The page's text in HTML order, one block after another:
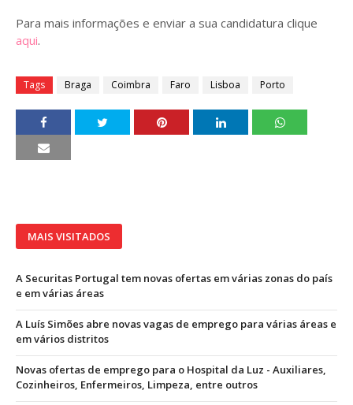
Para mais informações e enviar a sua candidatura clique
aqui.
Tags Braga Coimbra Faro Lisboa Porto
MAIS VISITADOS
A Securitas Portugal tem novas ofertas em várias zonas do país
e em várias áreas
A Luís Simões abre novas vagas de emprego para várias áreas e
em vários distritos
Novas ofertas de emprego para o Hospital da Luz - Auxiliares,
Cozinheiros, Enfermeiros, Limpeza, entre outros